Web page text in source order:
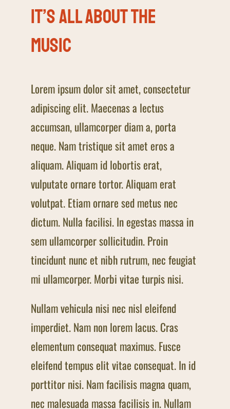
It’s all about the
music
Lorem ipsum dolor sit amet, consectetur
adipiscing elit. Maecenas a lectus
accumsan, ullamcorper diam a, porta
neque. Nam tristique sit amet eros a
aliquam. Aliquam id lobortis erat,
vulputate ornare tortor. Aliquam erat
volutpat. Etiam ornare sed metus nec
dictum. Nulla facilisi. In egestas massa in
sem ullamcorper sollicitudin. Proin
tincidunt nunc et nibh rutrum, nec feugiat
mi ullamcorper. Morbi vitae turpis nisi.
Nullam vehicula nisi nec nisl eleifend
imperdiet. Nam non lorem lacus. Cras
elementum consequat maximus. Fusce
eleifend tempus elit vitae consequat. In id
porttitor nisi. Nam facilisis magna quam,
nec malesuada massa facilisis in. Nullam